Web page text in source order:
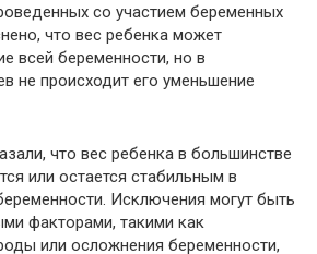
со участием беременных
что вес ребенка может
всей беременности, но в
не происходит его уменьшение
что вес ребенка в большинстве
или остается стабильным в
Исключения могут быть
факторами, такими как
или осложнения беременности,